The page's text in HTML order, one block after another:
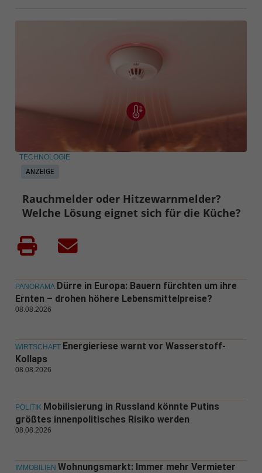
ANZEIGE
TECHNOLOGIE
Rauchmelder oder Hitzewarnmelder?
Welche Lösung eignet sich für die Küche?
PANORAMA Dürre in Europa: Bauern fürchten um ihre
Ernten – drohen höhere Lebensmittelpreise?
08.08.2026
WIRTSCHAFT Energieriese warnt vor Wasserstoff-
Kollaps
08.08.2026
POLITIK Mobilisierung in Russland könnte Putins
größtes innenpolitisches Risiko werden
08.08.2026
IMMOBILIEN Wohnungsmarkt: Immer mehr Vermieter